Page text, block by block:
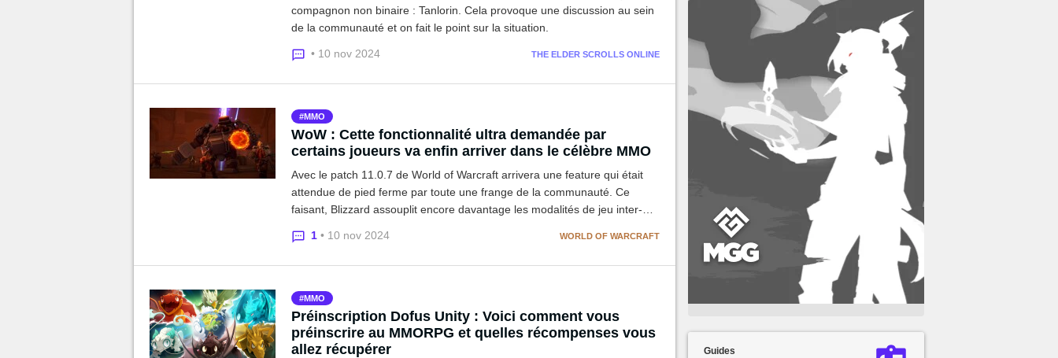
compagnon non binaire : Tanlorin. Cela provoque une discussion au sein
de la communauté et on fait le point sur la situation.
• 10 nov 2024 THE ELDER SCROLLS ONLINE
MMO
WoW : Cette fonctionnalité ultra demandée par
certains joueurs va enfin arriver dans le célèbre MMO
Avec le patch 11.0.7 de World of Warcraft arrivera une feature qui était
attendue de pied ferme par toute une frange de la communauté. Ce
faisant, Blizzard assouplit encore davantage les modalités de jeu inter-
Horde et Alliance.
1 • 10 nov 2024 WORLD OF WARCRAFT
MMO
Préinscription Dofus Unity : Voici comment vous
préinscrire au MMORPG et quelles récompenses vous
allez récupérer
Guides